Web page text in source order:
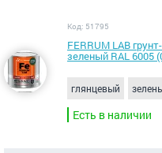
Код: 51795
FERRUM LAB
зеленый RAL 6005
глянцевый
Есть в наличии